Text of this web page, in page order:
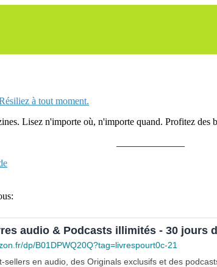
à tout moment.
Lisez n'importe où, n'importe quand. Profitez des
audio & Podcasts illimités - 30 jours
dp/B01DPWQ20Q?tag=livrespourt0c-21
sellers en audio, des Originals exclusifs et des